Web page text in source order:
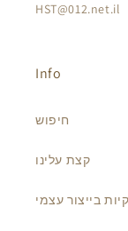
HST@012.net.il
Info
חיפוש
קצת עלינו
בייצור עצמי